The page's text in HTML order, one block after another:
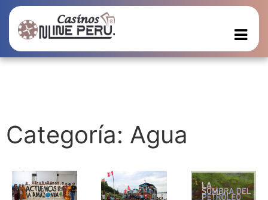
Categoría: Agua